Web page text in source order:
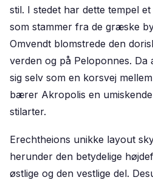
stil. I stedet har dette tempel
som stammer fra de græske
Omvendt blomstrede den
verden og på Peloponnes. Da
sig selv som en korsvej
bærer Akropolis en
stilarter.
Erechtheions unikke layout
herunder den betydelige
østlige og den vestlige del.